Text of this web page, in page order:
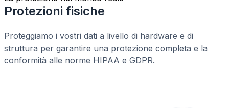
Protezioni fisiche
Proteggiamo i vostri dati a livello di hardware e di
struttura per garantire una protezione completa e la
conformità alle norme HIPAA e GDPR.